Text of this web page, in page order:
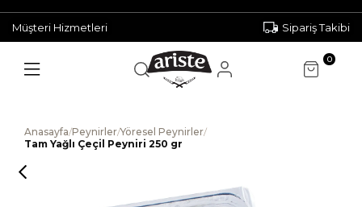
Müşteri Hizmetleri Sipariş Takibi
0
Anasayfa/Peynirler/Yöresel Peynirler/
Tam Yağlı Çeçil Peyniri 250 gr